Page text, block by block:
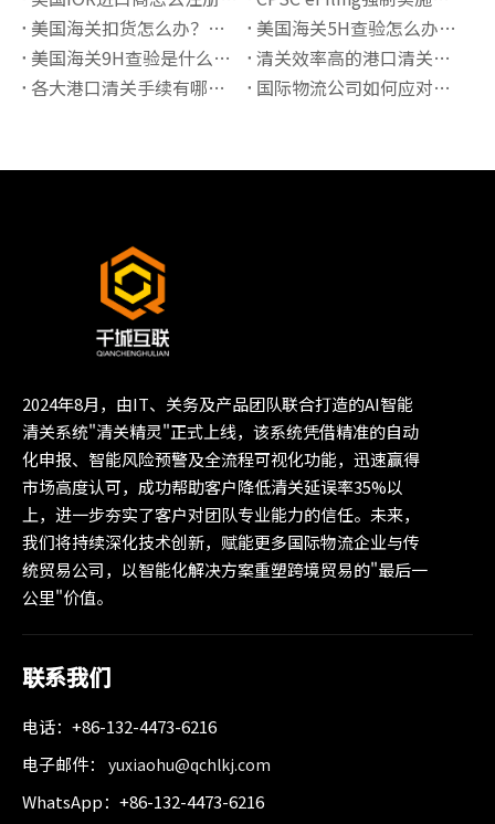
美国海关扣货怎么办？常见原因与处理流程详解
美国海关5H查验怎么办？流程、原因与快速放行指南
美国海关9H查验是什么意思？锁货后如何快速处理
清关效率高的港口清关公司有哪些推荐？
各大港口清关手续有哪些必须准备的资料？
国际物流公司如何应对高全境清关查验率？
2024年8月，由IT、关务及产品团队联合打造的AI智能
清关系统"清关精灵"正式上线，该系统凭借精准的自动
化申报、智能风险预警及全流程可视化功能，迅速赢得
市场高度认可，成功帮助客户降低清关延误率35%以
上，进一步夯实了客户对团队专业能力的信任。未来，
我们将持续深化技术创新，赋能更多国际物流企业与传
统贸易公司，以智能化解决方案重塑跨境贸易的"最后一
公里"价值。
联系我们
电话：+86-132-4473-6216
电子邮件： yuxiaohu@qchlkj.com
WhatsApp：+86-132-4473-6216